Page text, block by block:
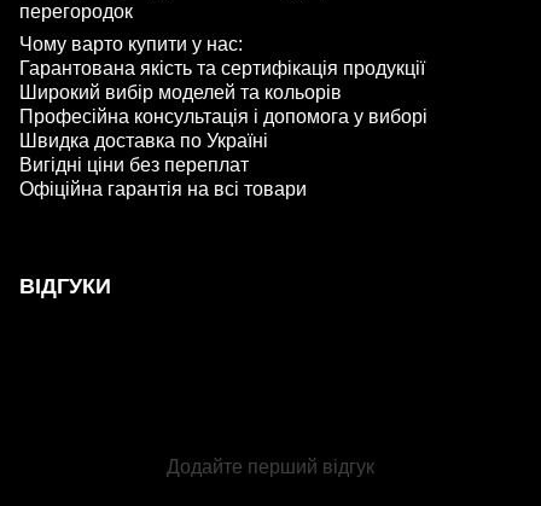
перегородок
Чому варто купити у нас:
Гарантована якість та сертифікація продукції
Широкий вибір моделей та кольорів
Професійна консультація і допомога у виборі
Швидка доставка по Україні
Вигідні ціни без переплат
Офіційна гарантія на всі товари
ВІДГУКИ
Додайте перший відгук